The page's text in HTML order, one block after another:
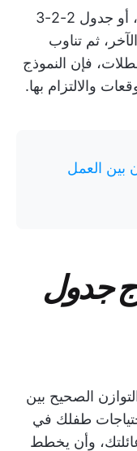
سواء كنت تخطط لتناوب الأسبوعين، أو جدول 2-2-3
ثم تناوب
فإن النموذج
والالتزام بها.
بين العمل
جدول
الصحيح بين
طفلك في
وأن يخطط